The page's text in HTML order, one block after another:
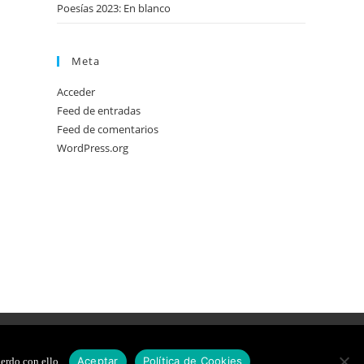
Poesías 2023: En blanco
Meta
Acceder
Feed de entradas
Feed de comentarios
WordPress.org
COOKIES DISEÑO WEB
con ello. Aceptar Política de Cookies